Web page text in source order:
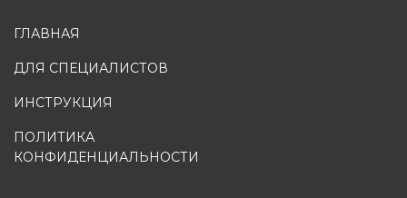
ГЛАВНАЯ
ДЛЯ СПЕЦИАЛИСТОВ
ИНСТРУКЦИЯ
ПОЛИТИКА
КОНФИДЕНЦИАЛЬНОСТИ